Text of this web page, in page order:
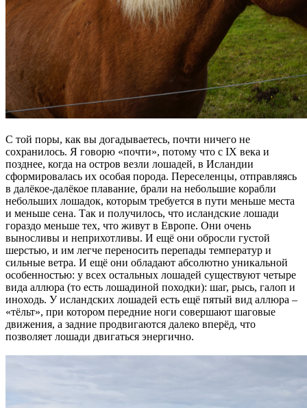
С той поры, как вы догадываетесь, почти ничего не
сохранилось. Я говорю «почти», потому что с IX века и
позднее, когда на остров везли лошадей, в Исландии
сформировалась их особая порода. Переселенцы, отправляясь
в далёкое-далёкое плавание, брали на небольшие корабли
небольших лошадок, которым требуется в пути меньше места
и меньше сена. Так и получилось, что исландские лошади
гораздо меньше тех, что живут в Европе. Они очень
выносливы и неприхотливы. И ещё они обросли густой
шерстью, и им легче переносить перепады температур и
сильные ветра. И ещё они обладают абсолютно уникальной
особенностью: у всех остальных лошадей существуют четыре
вида аллюра (то есть лошадиной походки): шаг, рысь, галоп и
иноходь. У исландских лошадей есть ещё пятый вид аллюра –
«тёльт», при котором передние ноги совершают шаговые
движения, а задние продвигаются далеко вперёд, что
позволяет лошади двигаться энергично.